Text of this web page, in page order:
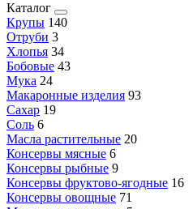
Каталог
Крупы 140
Отруби 3
Хлопья 34
Бобовые 43
Мука 24
Макаронные изделия 93
Сахар 19
Соль 6
Масла растительные 20
Консервы мясные 6
Консервы рыбные 9
Консервы фруктово-ягодные 16
Консервы овощные 71